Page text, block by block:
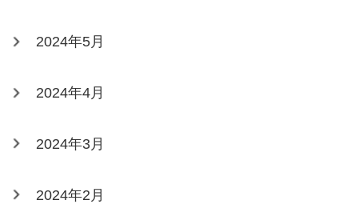
2024年5月
2024年4月
2024年3月
2024年2月